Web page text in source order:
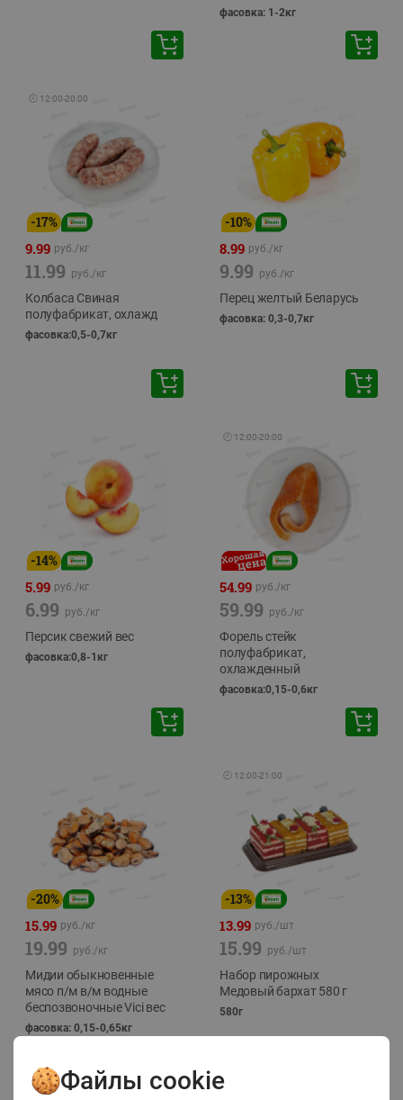
фасовка: 1-2кг
🕘 12:00-20:00
-17%
9.99 руб./кг
11.99 руб./кг
Колбаса Свиная
полуфабрикат, охлажд
фасовка:0,5-0,7кг
-10%
8.99 руб./кг
9.99 руб./кг
Перец желтый Беларусь
фасовка: 0,3-0,7кг
-14%
5.99 руб./кг
6.99 руб./кг
Персик свежий вес
фасовка:0,8-1кг
🕘 12:00-20:00
54.99 руб./кг
59.99 руб./кг
Форель стейк
полуфабрикат,
охлажденный
фасовка:0,15-0,6кг
-20%
15.99 руб./кг
19.99 руб./кг
Мидии обыкновенные
мясо п/м в/м водные
беспозвоночные Vici вес
фасовка: 0,15-0,65кг
🕘 12:00-21:00
-13%
13.99 руб./шт
15.99 руб./шт
Набор пирожных
Медовый бархат 580 г
580г
Файлы cookie